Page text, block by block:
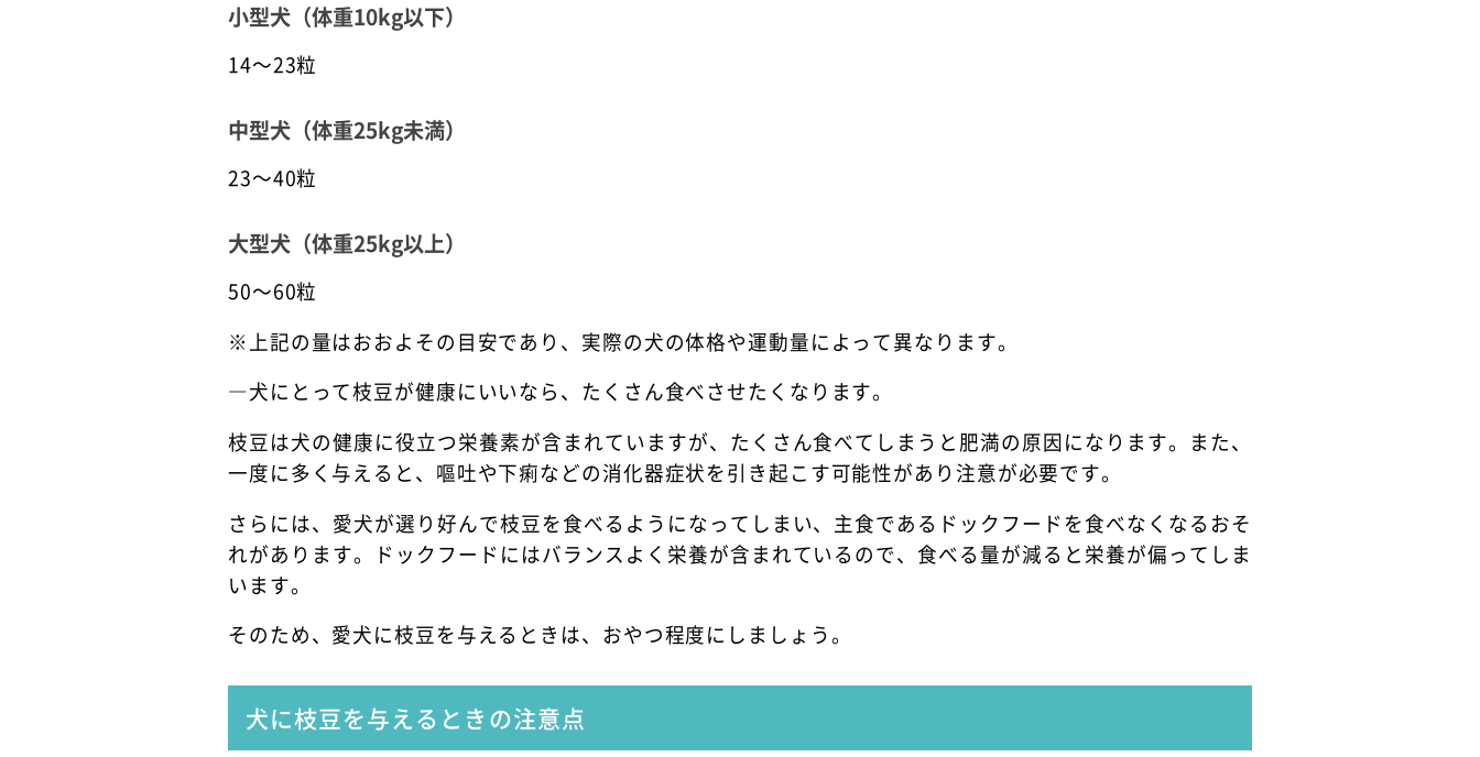
小型犬（体重10kg以下）
14～23粒
中型犬（体重25kg未満）
23～40粒
大型犬（体重25kg以上）
50～60粒
※上記の量はおおよその目安であり、実際の犬の体格や運動量によって異なります。
―犬にとって枝豆が健康にいいなら、たくさん食べさせたくなります。
枝豆は犬の健康に役立つ栄養素が含まれていますが、たくさん食べてしまうと肥満の原因になります。また、
一度に多く与えると、嘔吐や下痢などの消化器症状を引き起こす可能性があり注意が必要です。
さらには、愛犬が選り好んで枝豆を食べるようになってしまい、主食であるドックフードを食べなくなるおそ
れがあります。ドックフードにはバランスよく栄養が含まれているので、食べる量が減ると栄養が偏ってしま
います。
そのため、愛犬に枝豆を与えるときは、おやつ程度にしましょう。
犬に枝豆を与えるときの注意点